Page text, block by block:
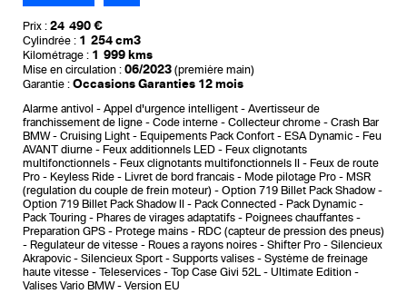
Prix : 24 490 €
Cylindrée : 1 254 cm3
Kilométrage : 1 999 kms
Mise en circulation : 06/2023 (première main)
Garantie : Occasions Garanties 12 mois
Alarme antivol Appel d'urgence intelligent
Avertisseur de
franchissement de ligne
Code interne Collecteur chrome
Crash Bar
BMW
Cruising Light Equipements Pack Confort ESA Dynamic
Feu
AVANT diurne
Feux additionnels LED
Feux clignotants
multifonctionnels
Feux clignotants multifonctionnels II
Feux de route
Pro
Keyless Ride Livret de bord francais Mode pilotage Pro
MSR
(regulation du couple de frein moteur)
Option 719 Billet Pack Shadow
Option 719 Billet Pack Shadow II
Pack Connected
Pack Dynamic
Pack Touring
Phares de virages adaptatifs
Poignees chauffantes
Preparation GPS
Protege mains
RDC (capteur de pression des pneus)
Regulateur de vitesse
Roues a rayons noires Shifter Pro
Silencieux
Akrapovic
Silencieux Sport Supports valises
Système de freinage
haute vitesse
Teleservices Top Case Givi 52L
Ultimate Edition
Valises Vario BMW
Version EU